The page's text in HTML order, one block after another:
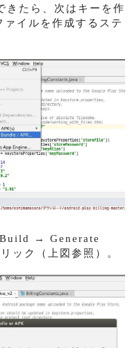
きたら、次はキーを作
イルを作成するステ
Build → Generate
ック（上図参照）。